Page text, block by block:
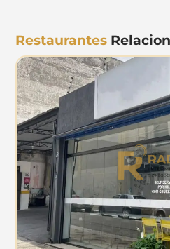
Restaurantes